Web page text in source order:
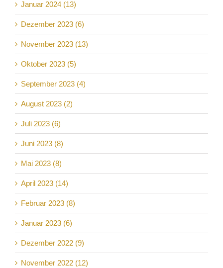
Januar 2024 (13)
Dezember 2023 (6)
November 2023 (13)
Oktober 2023 (5)
September 2023 (4)
August 2023 (2)
Juli 2023 (6)
Juni 2023 (8)
Mai 2023 (8)
April 2023 (14)
Februar 2023 (8)
Januar 2023 (6)
Dezember 2022 (9)
November 2022 (12)